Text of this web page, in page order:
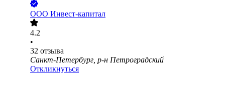
ООО Инвест-капитал
4.2
•
32 отзыва
Санкт-Петербург, р-н Петроградский
Откликнуться